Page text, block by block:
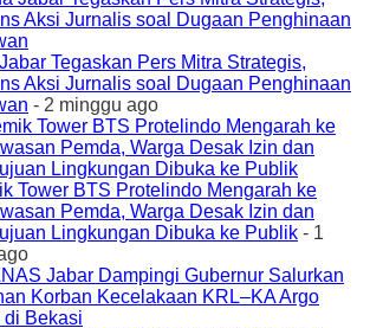
Tegaskan Pers Mitra Strategis,
Aksi Jurnalis soal Dugaan Penghinaan
- 2 minggu ago
Tower BTS Protelindo Mengarah ke
Pemda, Warga Desak Izin dan
Lingkungan Dibuka ke Publik - 1